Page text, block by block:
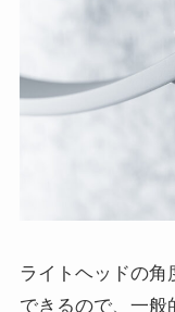
ライトヘッドの角
できるので、一般